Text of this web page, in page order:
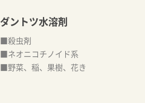
ダントツ水溶剤
■殺虫剤
■ネオニコチノイド系
■野菜、稲、果樹、花き